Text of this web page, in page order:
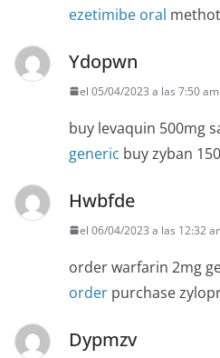
ezetimibe oral
Ydopwn
el 05/04/2023 a las 7:50 am
buy levaquin 500mg
generic buy zyban
Hwbfde
el 06/04/2023 a las 12:32
order warfarin 2mg
order purchase
Dypmzv